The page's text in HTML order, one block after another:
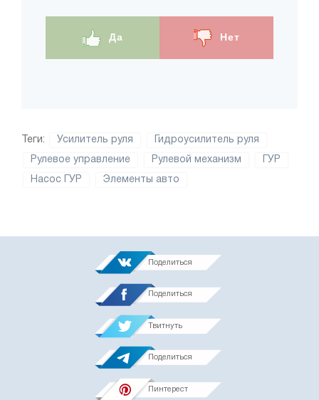
Да Нет
Теги: Усилитель руля Гидроусилитель руля
Рулевое управление Рулевой механизм ГУР
Насос ГУР Элементы авто
Поделиться
Поделиться
Твитнуть
Поделиться
Пинтерест